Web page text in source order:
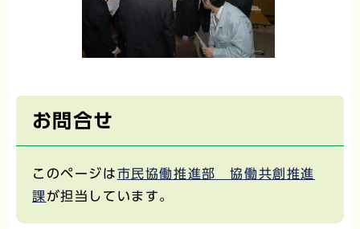
お問合せ
このページは市民協働推進部 協働共創推進
課が担当しています。